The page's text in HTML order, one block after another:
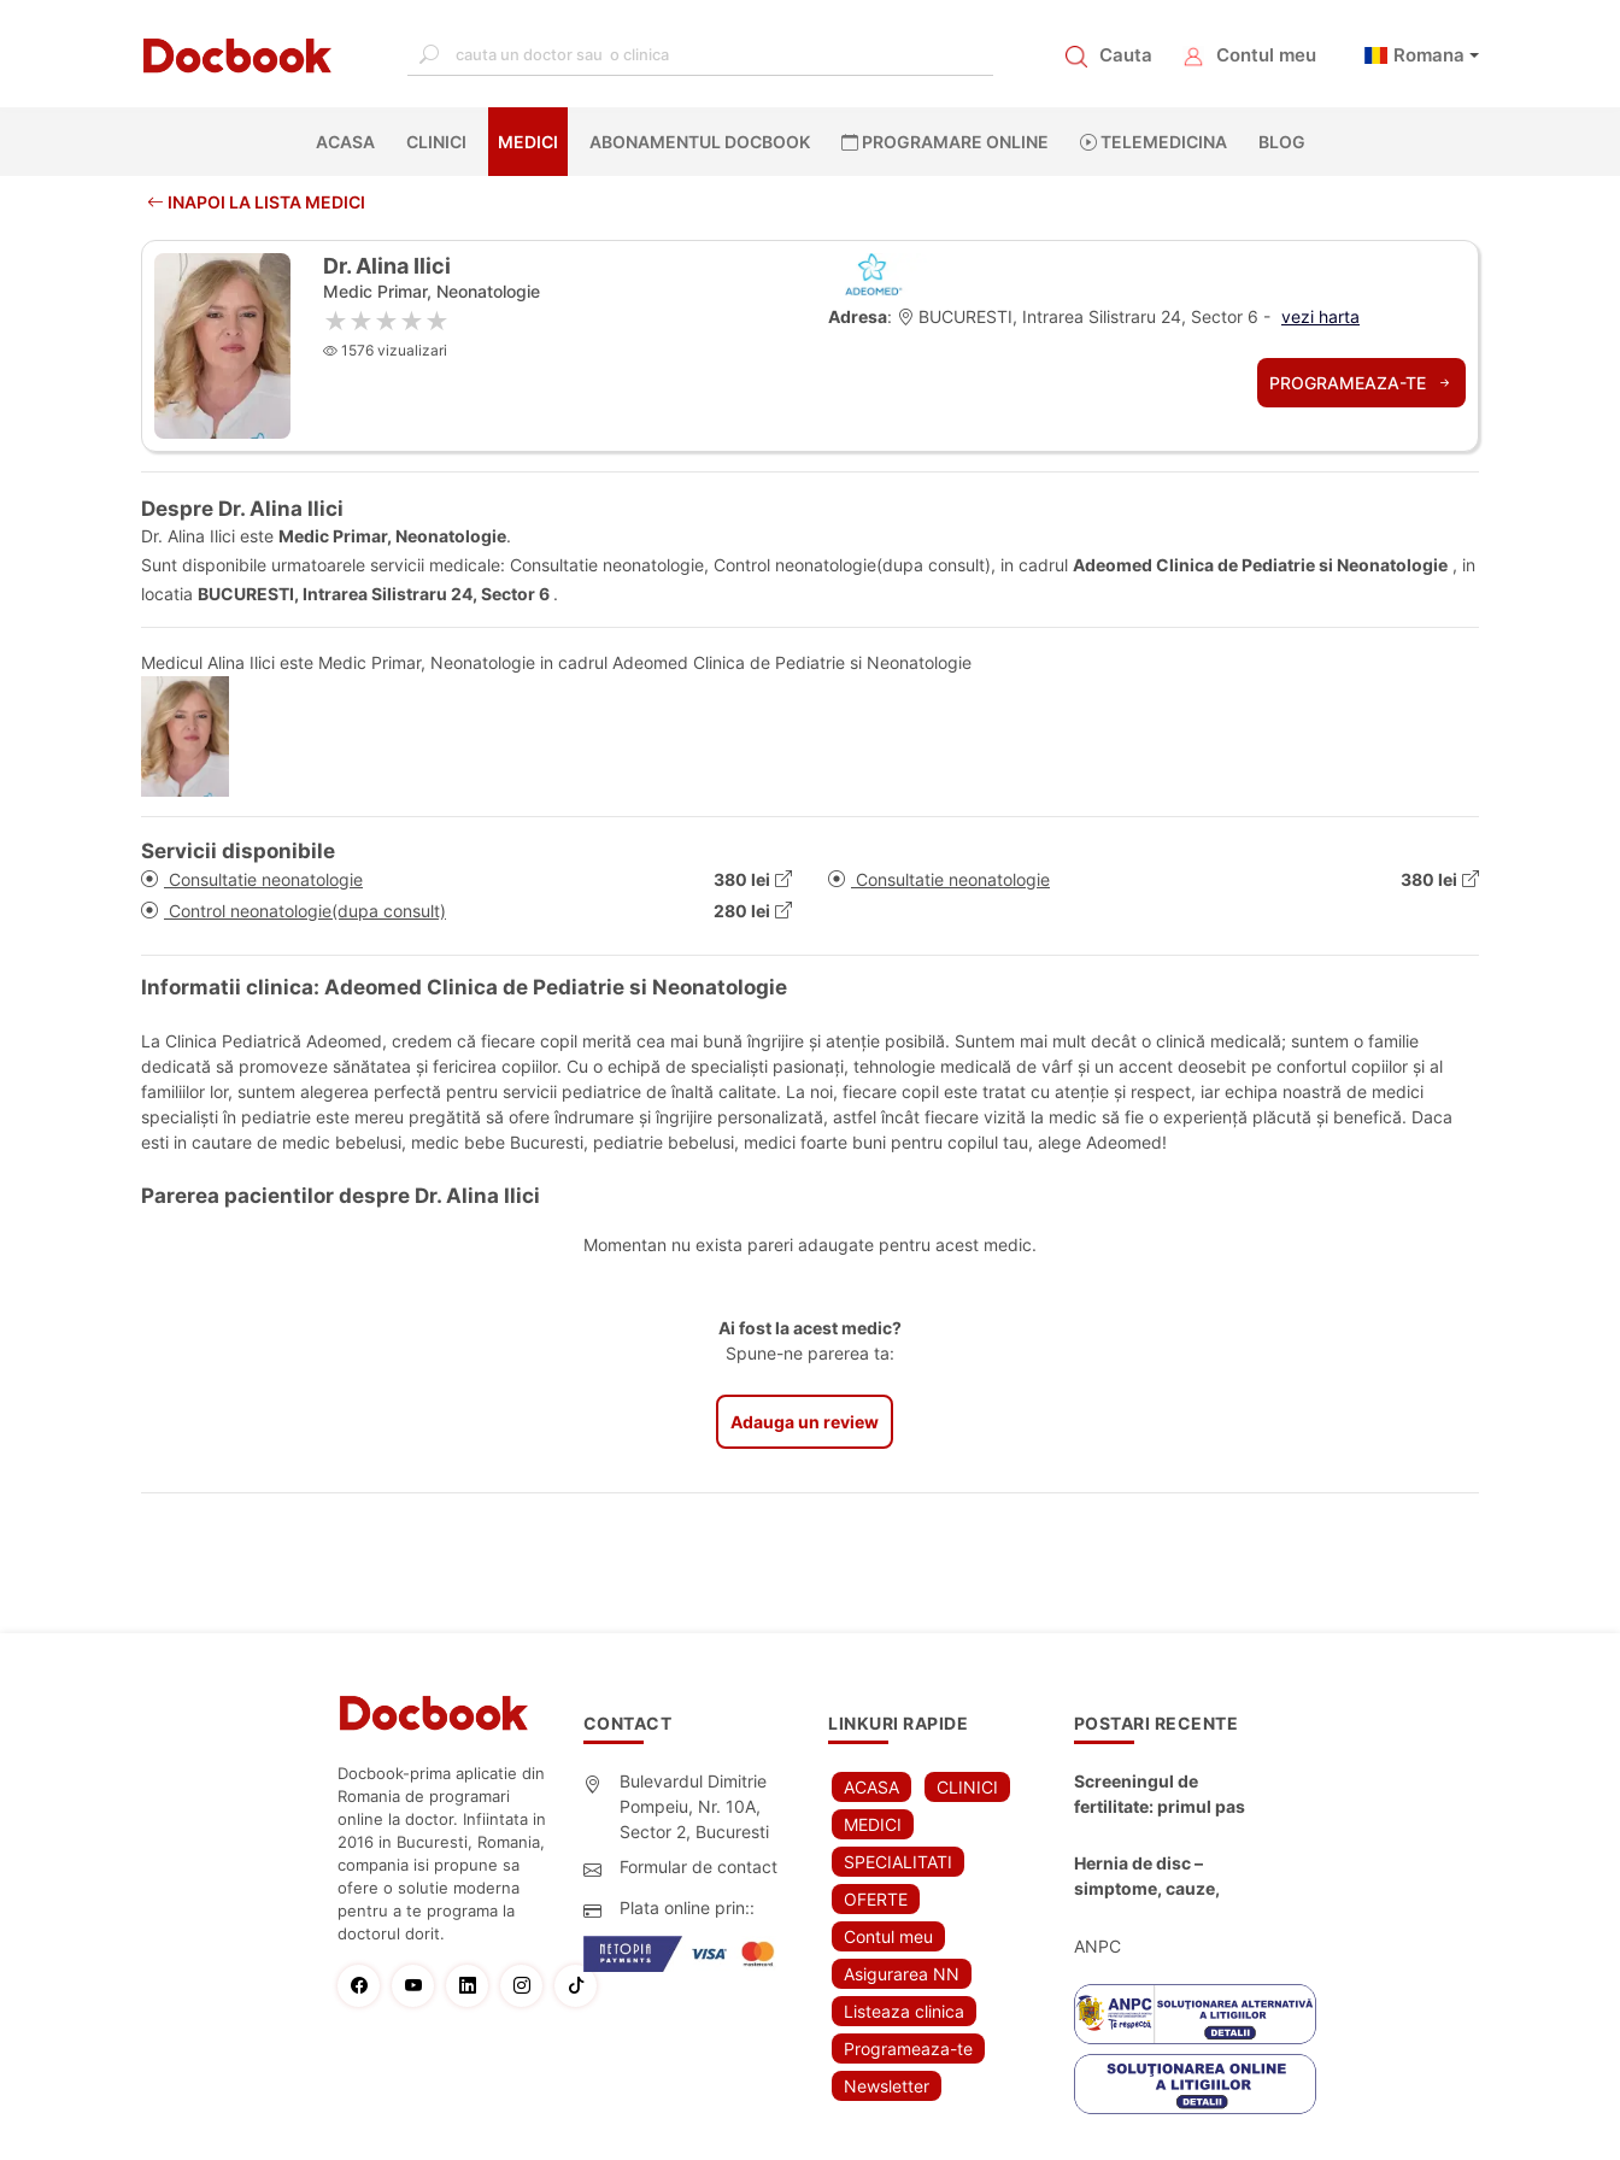
Cauta Contul meu Romana
ACASA(CURRENT)
CLINICI MEDICI ABONAMENTUL DOCBOOK PROGRAMARE ONLINE TELEMEDICINA BLOG
INAPOI LA LISTA MEDICI
Dr. Alina Ilici
Medic Primar, Neonatologie
★★★★★
1576 vizualizari
Adresa: BUCURESTI, Intrarea Silistraru 24, Sector 6 - vezi harta
PROGRAMEAZA-TE
Despre Dr. Alina Ilici
Dr. Alina Ilici este Medic Primar, Neonatologie.
Sunt disponibile urmatoarele servicii medicale: Consultatie neonatologie, Control neonatologie(dupa consult), in cadrul Adeomed Clinica de Pediatrie si Neonatologie , in
locatia BUCURESTI, Intrarea Silistraru 24, Sector 6 .
Medicul Alina Ilici este Medic Primar, Neonatologie in cadrul Adeomed Clinica de Pediatrie si Neonatologie
Servicii disponibile
Consultatie neonatologie 380 lei Consultatie neonatologie
380 lei
Control neonatologie(dupa consult)
280 lei
Informatii clinica: Adeomed Clinica de Pediatrie si Neonatologie
La Clinica Pediatrică Adeomed, credem că fiecare copil merită cea mai bună îngrijire și atenție posibilă. Suntem mai mult decât o clinică medicală; suntem o familie
dedicată să promoveze sănătatea și fericirea copiilor. Cu o echipă de specialiști pasionați, tehnologie medicală de vârf și un accent deosebit pe confortul copiilor și al
familiilor lor, suntem alegerea perfectă pentru servicii pediatrice de înaltă calitate. La noi, fiecare copil este tratat cu atenție și respect, iar echipa noastră de medici
specialiști în pediatrie este mereu pregătită să ofere îndrumare și îngrijire personalizată, astfel încât fiecare vizită la medic să fie o experiență plăcută și benefică. Daca
esti in cautare de medic bebelusi, medic bebe Bucuresti, pediatrie bebelusi, medici foarte buni pentru copilul tau, alege Adeomed!
Parerea pacientilor despre Dr. Alina Ilici
Momentan nu exista pareri adaugate pentru acest medic.
Ai fost la acest medic?
Spune-ne parerea ta:
Adauga un review
Docbook-prima aplicatie din
Romania de programari
online la doctor. Infiintata in
2016 in Bucuresti, Romania,
compania isi propune sa
ofere o solutie moderna
pentru a te programa la
doctorul dorit.
CONTACT
Bulevardul Dimitrie
Pompeiu, Nr. 10A,
Sector 2, Bucuresti
Formular de contact
Plata online prin::
LINKURI RAPIDE
ACASA
CLINICI
MEDICI
SPECIALITATI
OFERTE
Contul meu
Asigurarea NN
Listeaza clinica
Programeaza-te
Newsletter
POSTARI RECENTE
Screeningul de
fertilitate: primul pas
Hernia de disc –
simptome, cauze,
moderne de
ANPC